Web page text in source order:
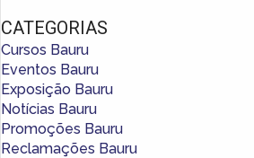
CATEGORIAS
Cursos Bauru
Eventos Bauru
Exposição Bauru
Notícias Bauru
Promoções Bauru
Reclamações Bauru